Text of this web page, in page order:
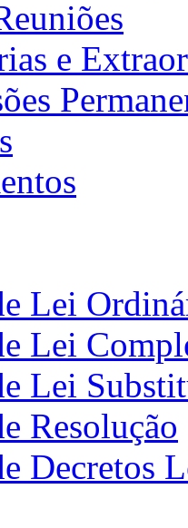
e
Lei
Lei
Lei
Resolução
Decretos